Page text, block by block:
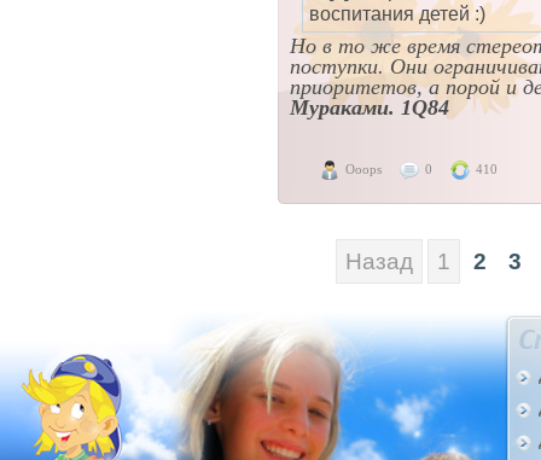
Но в то же время
поступки. Они
приоритетов, а порой и
Мураками. 1Q84
Ooops 0 410
Назад 1 2 3